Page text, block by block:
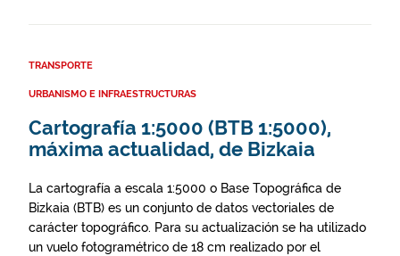
TRANSPORTE
URBANISMO E INFRAESTRUCTURAS
Cartografía 1:5000 (BTB 1:5000),
máxima actualidad, de Bizkaia
La cartografía a escala 1:5000 o Base Topográfica de
Bizkaia (BTB) es un conjunto de datos vectoriales de
carácter topográfico. Para su actualización se ha utilizado
un vuelo fotogramétrico de 18 cm realizado por el